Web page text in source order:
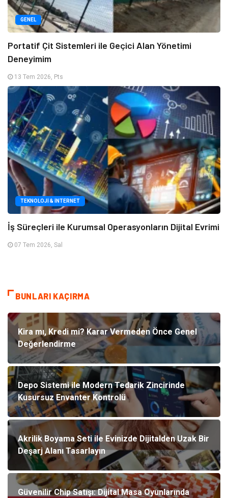
GENEL
Portatif Çit Sistemleri ile Geçici Alan Yönetimi
Deneyimim
13 Tem 2026, Pts
TEKNOLOJI & İNTERNET
İş Süreçleri ile Kurumsal Operasyonların Dijital Evrimi
07 Tem 2026, Sal
BUNLARI KAÇIRMA
Kira mı, Kredi mi? Karar Vermeden Önce Genel
Değerlendirme
Depo Sistemi ile Modern Tedarik Zincirinde
Kusursuz Envanter Kontrolü
Akrilik Boyama Seti ile Evinizde Dijitalden Uzak Bir
Deşarj Alanı Tasarlayın
Güvenilir Chip Satışı: Dijital Masa Oyunlarında